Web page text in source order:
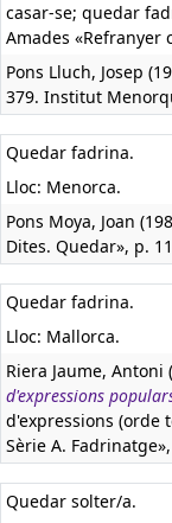
casar-se; quedar
Amades «Refranyer
Pons Lluch, Josep
379. Institut
Quedar fadrina.
Lloc: Menorca.
Pons Moya, Joan
Dites. Quedar», p.
Quedar fadrina.
Lloc: Mallorca.
Riera Jaume, Antoni
d'expressions
d'expressions (orde
Sèrie A.
Quedar solter/a.